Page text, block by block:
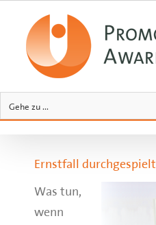
springen
Gehe zu ...
Ernstfall durchgespielt
Was tun,
wenn